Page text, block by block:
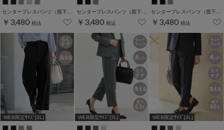
￥3,480 税込 ￥3,480 税込 ￥3,480 税込
WEB限定ｻｲｽﾞ[3L] WEB限定ｻｲｽﾞ[3L] WEB限定ｻｲｽﾞ[3L]